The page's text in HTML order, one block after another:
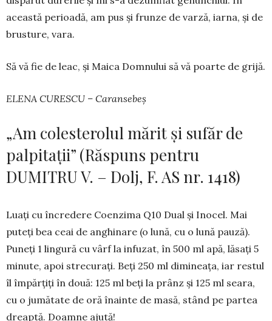
această perioadă, am pus și frunze de varză, iarna, și de
brusture, vara.
Să vă fie de leac, și Maica Domnului să vă poar­te de grijă.
ELENA CURESCU – Caransebeș
„Am colesterolul mărit și sufăr de
palpitații” (Răspuns pentru
DUMITRU V. – Dolj, F. AS nr. 1418)
Luați cu încredere Coenzima Q10 Dual și Ino­cel. Mai
puteți bea ceai de anghinare (o lună, cu o lună pauză).
Puneți 1 lingură cu vârf la infuzat, în 500 ml apă, lăsați 5
minute, apoi strecurați. Beți 250 ml dimineața, iar restul
îl împărțiți în două: 125 ml beți la prânz și 125 ml seara,
cu o jumă­tate de oră înainte de masă, stând pe partea
dreaptă. Doamne ajută!